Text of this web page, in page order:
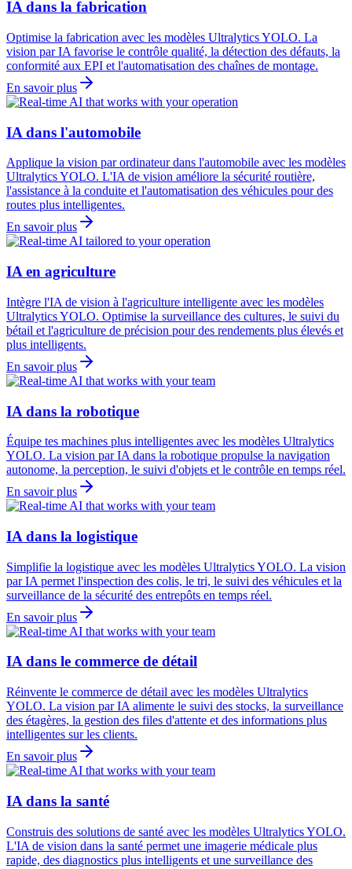
IA dans la fabrication
Optimise la fabrication avec les modèles Ultralytics YOLO. La
vision par IA favorise le contrôle qualité, la détection des défauts, la
conformité aux EPI et l'automatisation des chaînes de montage.
En savoir plus
IA dans l'automobile
Applique la vision par ordinateur dans l'automobile avec les modèles
Ultralytics YOLO. L'IA de vision améliore la sécurité routière,
l'assistance à la conduite et l'automatisation des véhicules pour des
routes plus intelligentes.
En savoir plus
IA en agriculture
Intègre l'IA de vision à l'agriculture intelligente avec les modèles
Ultralytics YOLO. Optimise la surveillance des cultures, le suivi du
bétail et l'agriculture de précision pour des rendements plus élevés et
plus intelligents.
En savoir plus
IA dans la robotique
Équipe tes machines plus intelligentes avec les modèles Ultralytics
YOLO. La vision par IA dans la robotique propulse la navigation
autonome, la perception, le suivi d'objets et le contrôle en temps réel.
En savoir plus
IA dans la logistique
Simplifie la logistique avec les modèles Ultralytics YOLO. La vision
par IA permet l'inspection des colis, le tri, le suivi des véhicules et la
surveillance de la sécurité des entrepôts en temps réel.
En savoir plus
IA dans le commerce de détail
Réinvente le commerce de détail avec les modèles Ultralytics
YOLO. La vision par IA alimente le suivi des stocks, la surveillance
des étagères, la gestion des files d'attente et des informations plus
intelligentes sur les clients.
En savoir plus
IA dans la santé
Construis des solutions de santé avec les modèles Ultralytics YOLO.
L'IA de vision dans la santé permet une imagerie médicale plus
rapide, des diagnostics plus intelligents et une surveillance des